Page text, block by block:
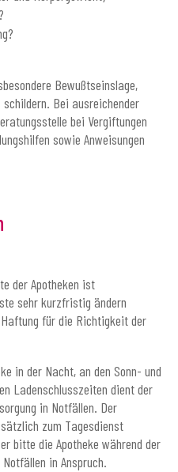
Bewußtseinslage,
Bei ausreichender
bei Vergiftungen
sowie Anweisungen
der Apotheken ist
sehr kurzfristig ändern
für die Richtigkeit der
in der Nacht, an den Sonn- und
Ladenschlusszeiten dient der
in Notfällen. Der
zum Tagesdienst
bitte die Apotheke während der
in Anspruch.